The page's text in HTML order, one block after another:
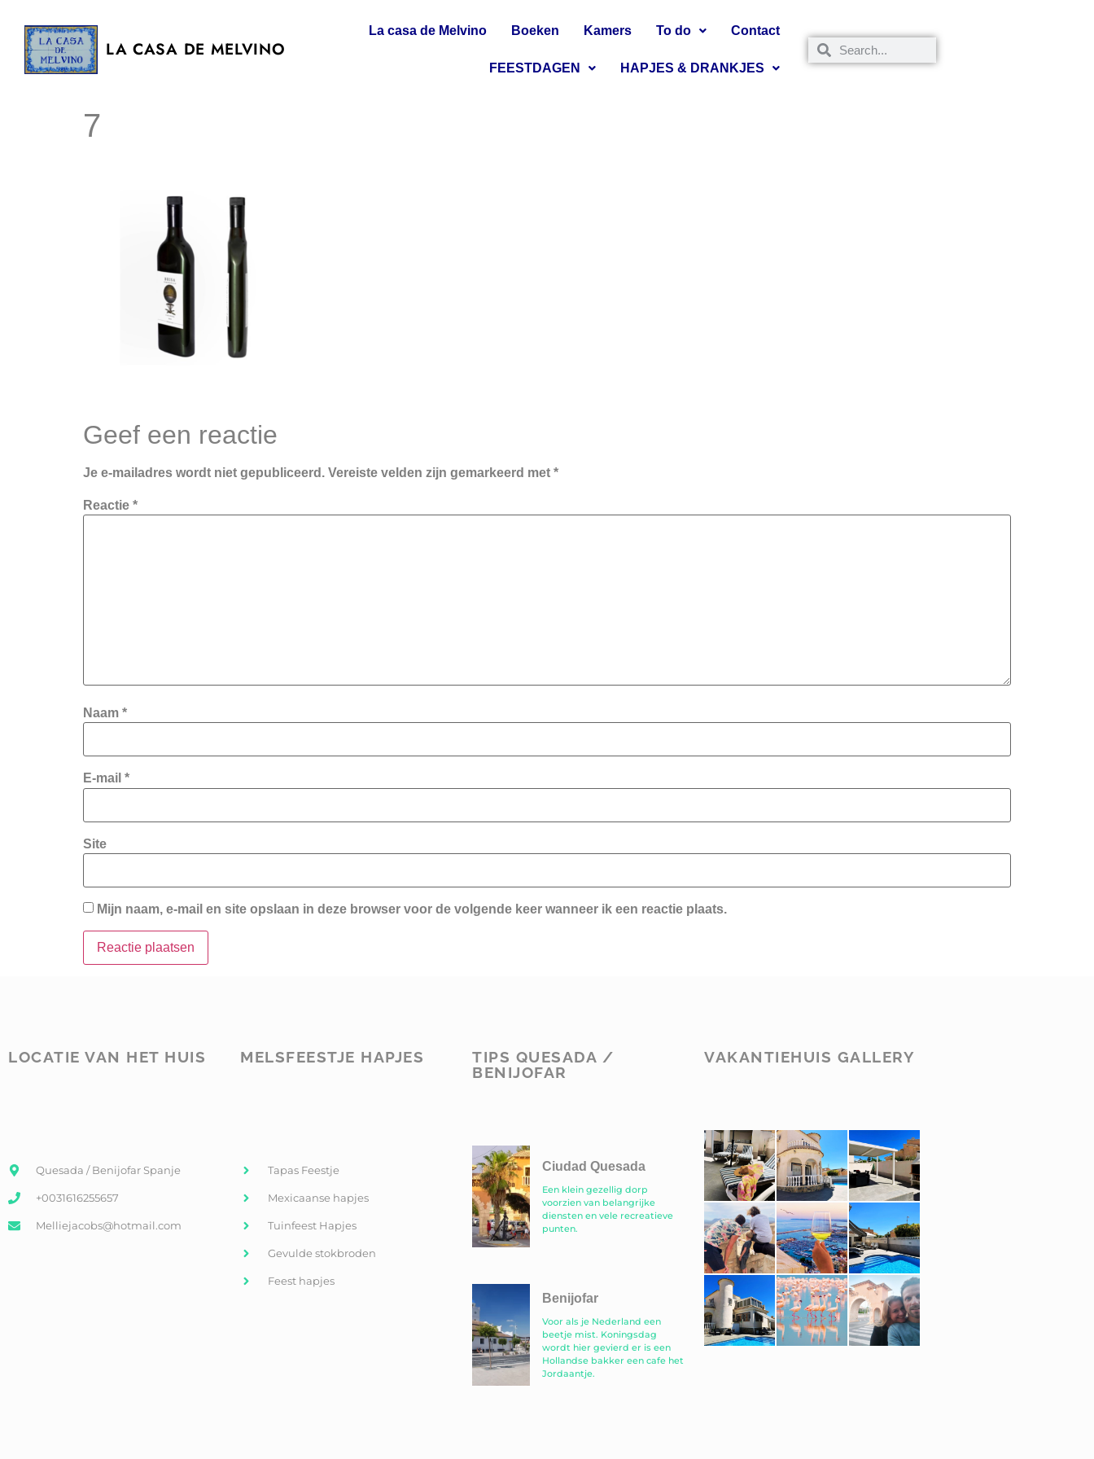
LA CASA DE MELVINO
La casa de Melvino Boeken Kamers To do Contact
FEESTDAGEN HAPJES & DRANKJES
7
Geef een reactie
Je e-mailadres wordt niet gepubliceerd. Vereiste velden zijn gemarkeerd met *
Reactie *
Naam *
E-mail *
Site
Mijn naam, e-mail en site opslaan in deze browser voor de volgende keer wanneer ik een reactie plaats.
LOCATIE VAN HET HUIS
Quesada / Benijofar Spanje
+0031616255657
Melliejacobs@hotmail.com
MELSFEESTJE HAPJES
Tapas Feestje
Mexicaanse hapjes
Tuinfeest Hapjes
Gevulde stokbroden
Feest hapjes
TIPS QUESADA /
BENIJOFAR
Ciudad Quesada
Een klein gezellig dorp
voorzien van belangrijke
diensten en vele recreatieve
punten.
Benijofar
Voor als je Nederland een
beetje mist. Koningsdag
wordt hier gevierd er is een
Hollandse bakker een cafe het
Jordaantje.
VAKANTIEHUIS GALLERY